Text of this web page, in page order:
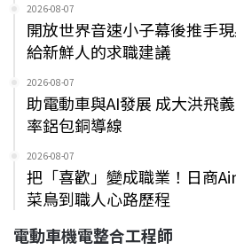
2026-08-07
開放世界音速小子幕後推手
給新鮮人的求職建議
2026-08-07
助電動車與AI發展 成大洪飛
率鋁包銅導線
2026-08-07
把「喜歡」變成職業！日商
菜鳥到職人心路歷程
電動車機電整合工程師